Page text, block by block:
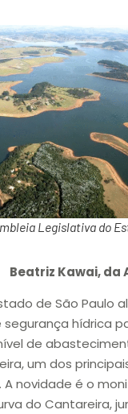
Legislativa do
Beatriz Kawai, da
de São Paulo
hídrica
de
um dos
novidade é o
do Cantareira,